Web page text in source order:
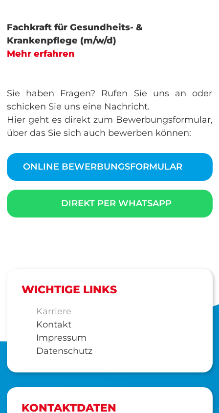
Fachkraft für Gesundheits- &
Krankenpflege (m/w/d)
Mehr erfahren
Sie haben Fragen? Rufen Sie uns an oder
schicken Sie uns eine Nachricht.
Hier geht es direkt zum Bewerbungsformular,
über das Sie sich auch bewerben können:
ONLINE BEWERBUNGSFORMULAR
DIREKT PER WHATSAPP
WICHTIGE LINKS
Karriere
Kontakt
Impressum
Datenschutz
KONTAKTDATEN